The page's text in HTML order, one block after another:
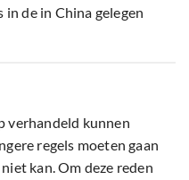
de in China gelegen
verhandeld kunnen
regels moeten gaan
kan. Om deze reden